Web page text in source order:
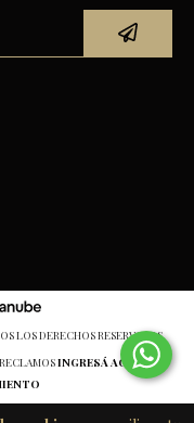
LOS DERECHOS RESERVADOS.
INGRESÁ ACÁ.